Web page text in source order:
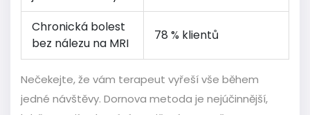
Chronická bolest
bez nálezu na MRI
78 % klientů
Nečekejte, že vám terapeut vyřeší vše během
jedné návštěvy. Dornova metoda je nejúčinnější,